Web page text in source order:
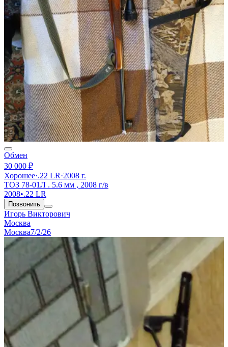
Обмен
30 000 ₽
Хорошее·.22 LR·2008 г.
ТОЗ 78-01Л . 5.6 мм , 2008 г/в
2008•.22 LR
Позвонить
Игорь Викторович
Москва
Москва7/2/26